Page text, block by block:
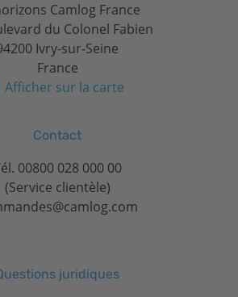
Camlog France
du Colonel Fabien
Ivry-sur-Seine
France
Afficher sur la carte
Contact
00800 028 000 00
(Service clientèle)
juridiques